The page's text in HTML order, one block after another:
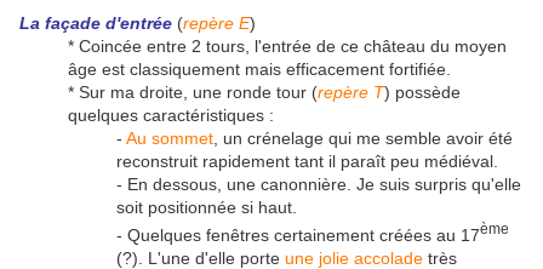
La façade d'entrée (repère E)
* Coincée entre 2 tours, l'entrée de ce château du moyen
âge est classiquement mais efficacement fortifiée.
* Sur ma droite, une ronde tour (repère T) possède
quelques caractéristiques :
- Au sommet , un crénelage qui me semble avoir été
reconstruit rapidement tant il paraît peu médiéval.
- En dessous, une canonnière. Je suis surpris qu'elle
soit positionnée si haut.
- Quelques fenêtres certainement créées au 17ème
(?). L'une d'elle porte une jolie accolade très